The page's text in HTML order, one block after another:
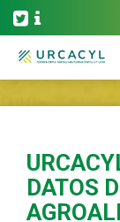
DATOS